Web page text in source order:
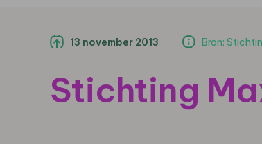
13 november 2013 Bron:
Stichting